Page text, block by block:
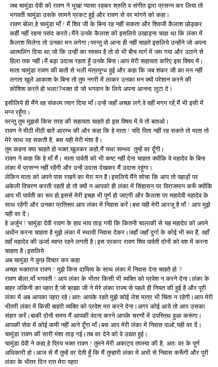
जब चामुंडा देवी को रावण ने भूखा प्यासा रहकर श्रुति व संगीत द्वारा प्रसन्न कर लिया तो
भगवती चामुंडा उसके सामने प्रकट हुई और रावण से वर मांगने को कहा।
रावण बोला,हे चामुंडा माँ ! मैं शिव जी के बिना रह नहीं सकता और शिवजी कैलाश छोड़कर
कहीं नहीं रहना पसंद करते।मैंने उनके कैलाश को इसलिये उखाड़ना चाहा था कि लंका में
कैलाश मिलेगा तो उनका मन लगेगा।परन्तु वो आना ही नहीं चाहते इसलिये उन्होंने जो अपना
आत्मलिंग दिया था,जो कि उन्हीं का स्वरूप है तो वो भी बीच मार्ग में जम गया और उठाने से
हिला तक नहीं।मैं बड़ा उदास रहता हूँ उनके बिना।आप मेरी सहायता करिए इस विषय में।
माता चामुंडा रावण की बातों से भली मंत्रमुग्ध हुई और कहा कि जब शंकर जी का मन नहीं
लगता खुले आकाश के बिना तो तुम नगरी में लाकर उनका मन क्यों परेशान करने की
कोशिश करते हो भला⁉भक्त वो जो भगवान के लिये अपना आनन्द लुटा दे।
इसीलिये ही मैंने वह संकल्प त्याग दिया माँ।उन्हें जहाँ अच्छा लगे,वे वहीं मगन रहें,मैं भी इसी में
मग्न रहूँगा।
परन्तु तुम मुझसे किस तरह की सहायता चाहते हो इस विषय में,ये तो बताओ।
रावण ने मीठी मीठी बातें आरम्भ की और कहा कि हे माता ! यदि पिता नहीं रह सकते तो माता तो
मेरे साथ रह सकती है, बस यही मेरी मंशा है।
तुम कहना क्या चाहते हो भक्त,खुलकर कहो,मैं यथा सम्भव तुम्हें वर दूँगी।
रावण ने कहा कि हे माँ मैं। माता पार्वती को भी कष्ट नहीं देना चाहता क्योंकि वे महादेव के बिना
लंका में प्रसन्न नहीं रहेंगी और उन्हें उदास देखकर मैं उदास रहूंगा।
लेकिन माता को अपने पास रखने का मेरा मन है।इसलिये मैंने सोचा कि आप तो पहाड़ों पर
अकेली विचरण करती रहती हो तो क्यों न आपको ही लंका में सिंहासन पर विराजमान करूँ क्योंकि
आप भी पार्वती का रूप हो,इससे मेरी इच्छा भी पूर्ण हो जाएगी और कैलाश पर महादेवी महादेव के
साथ रहेंगी और उनका प्रतिरूप आप लंका में निवास करें।बस यही मेरी आरजू है माँ ! आप मुझे
यही वर दें।
हे अर्जुन ! चामुंडा देवी रावण के हाव भाव ताड़ गयी कि कितनी चालाकी से यह महादेव को अपने
अधीन करना चाहता है मुझे लंका में स्थायी निवास देकर।जहाँ जहाँ दुर्गा के कोई भी रूप हैं, वहाँ
वहाँ महादेव की ऊर्जा व्याप्त रहने लगती है।इस प्रकार रावण शिव पार्वती दोनों को वश में करना
चाहता है।इसलिये
अब चामुंडा ने कुछ विचार कर कहा
अच्छा भक्तराज रावण ! मुझे किस दायित्व के साथ लंका में निवास देना चाहते हो ?
रावण बोला,माँ भगवती ! आप लंका के भीतर किसी भी व्यक्ति को प्रवेश न करने देना।लंका के
बाहर लंकिनी का पहरा है,जो ब्रह्मा जी ने मेरे लंका राज्य से पहले ही नियत की हुई है और पूरी
लंका में अब आपका पहरा रहे।अतः आपके रहते मुझे कोई लेश मात्र भी चिंता न रहेगी।आप मेरी
भीतरी लंका में किसी बाहरी व्यक्ति को प्रवेश मत करने देना।अगर कोई आये तो आप उसका
संहार करें।बाकी दोनों समय मैं आपकी वंदना करने आपके चरणों में उपस्तिथ हुआ करूंगा।
आपकी सेवा में कोई कमी नहीं आने दूँगा माँ।बस आप मेरी लंका में निवास पाओ,यही वर दें।
चामुंडा रावण की सारी मंशा ताड़ गई।तब वर देने को वे उद्यत हुई।
चामुंडा देवी ने कहा,हे प्रिय भक्त रावण ! तुमने मेरी अकाट्य तपस्या की है, अतः वर के पूर्ण
अधिकारी हो।आज से मैं तुम्हें वर देती हूँ कि मैं तुम्हारी लंका में अभी से निवास करूँगी और पूरी
लंका के भीतर दिन रात मेरा पहरा